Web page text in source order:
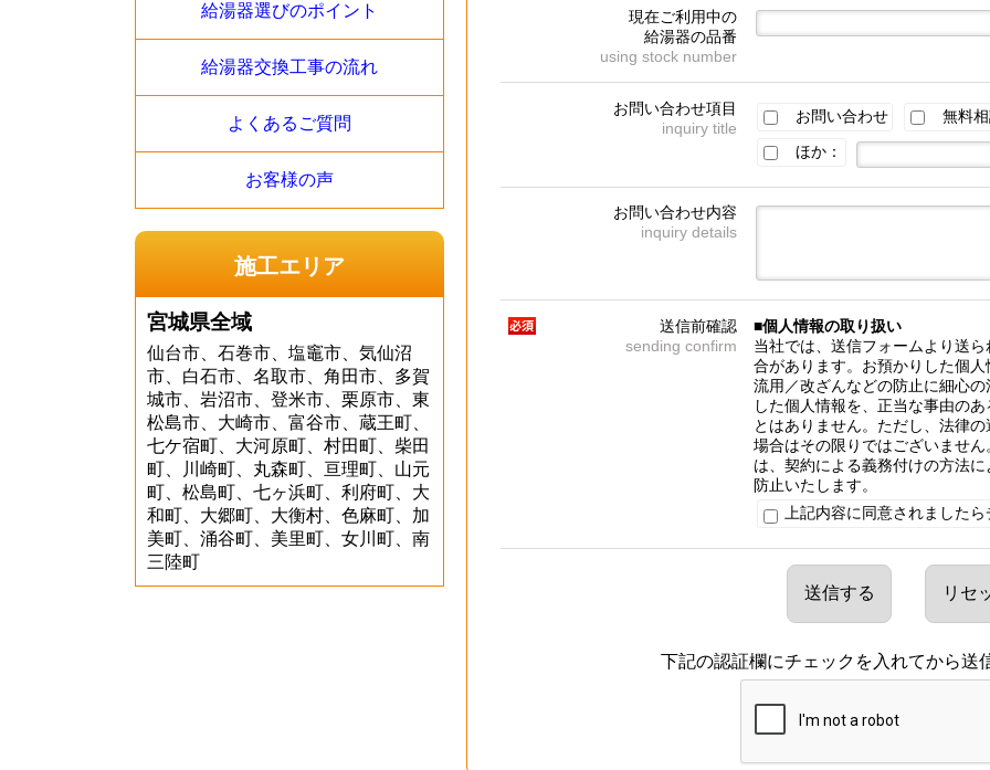
現在ご利用中の
給湯器の品番
using stock number
お問い合わせ項目
inquiry title
お問い合わせ
無料相
ほか：
お問い合わせ内容
inquiry details
送信前確認
sending confirm
■個人情報の取り扱い
当社では、送信フォームより送
合があります。お預かりした個
流用／改ざんなどの防止に細心
した個人情報を、正当な事由の
とはありません。ただし、法律
場合はその限りではございませ
は、契約による義務付けの方法
防止いたします。
上記内容に同意されました
下記の認証欄にチェックを入れてから送
給湯器選びのポイント
給湯器交換工事の流れ
よくあるご質問
お客様の声
施工エリア
宮城県全域
仙台市、石巻市、塩竈市、気仙沼
市、白石市、名取市、角田市、多賀
城市、岩沼市、登米市、栗原市、東
松島市、大崎市、富谷市、蔵王町、
七ケ宿町、大河原町、村田町、柴田
町、川崎町、丸森町、亘理町、山元
町、松島町、七ヶ浜町、利府町、大
和町、大郷町、大衡村、色麻町、加
美町、涌谷町、美里町、女川町、南
三陸町